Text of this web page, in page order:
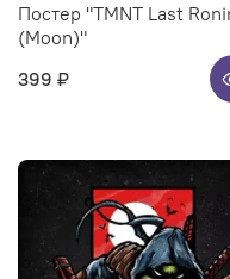
Постер "TMNT Last
(Moon)"
399 ₽